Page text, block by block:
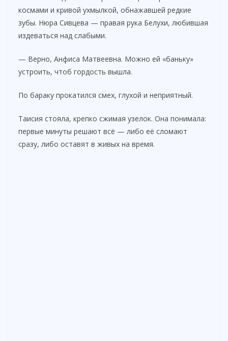
космами и кривой ухмылкой, обнажавшей редкие
зубы. Нюра Сивцева — правая рука Белухи, любившая
издеваться над слабыми.
— Верно, Анфиса Матвеевна. Можно ей «баньку»
устроить, чтоб гордость вышла.
По бараку прокатился смех, глухой и неприятный.
Таисия стояла, крепко сжимая узелок. Она понимала:
первые минуты решают всё — либо её сломают
сразу, либо оставят в живых на время.